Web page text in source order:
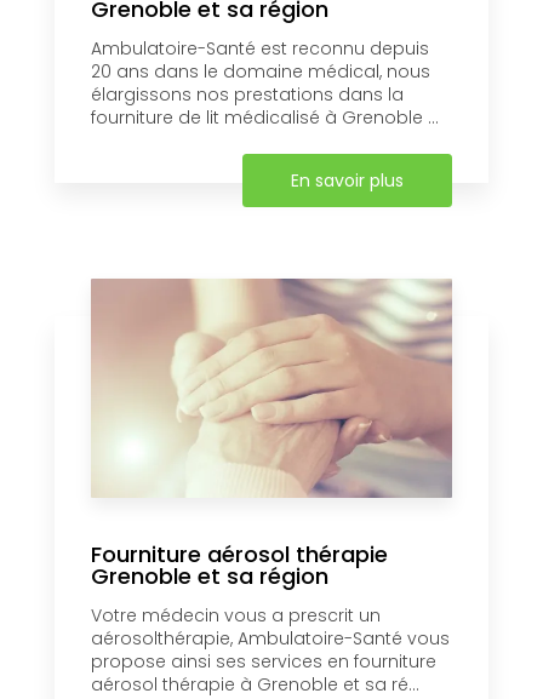
Grenoble et sa région
Ambulatoire-Santé est reconnu depuis
20 ans dans le domaine médical, nous
élargissons nos prestations dans la
fourniture de lit médicalisé à Grenoble ...
En savoir plus
Fourniture aérosol thérapie
Grenoble et sa région
Votre médecin vous a prescrit un
aérosolthérapie, Ambulatoire-Santé vous
propose ainsi ses services en fourniture
aérosol thérapie à Grenoble et sa ré...